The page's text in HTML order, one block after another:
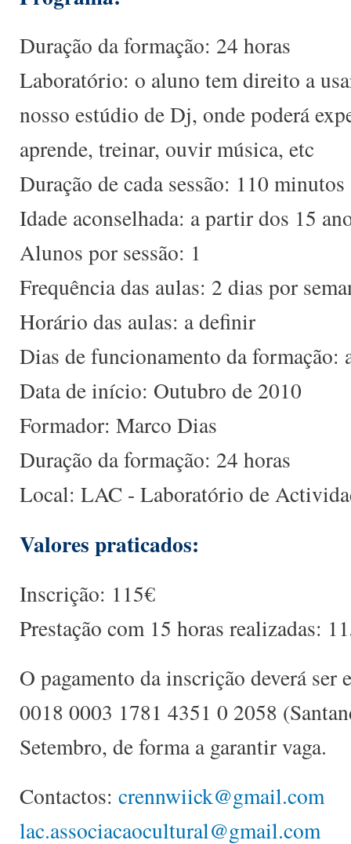
Duração da formação: 24 horas
Laboratório: o aluno tem direito a
nosso estúdio de Dj, onde poderá
aprende, treinar, ouvir música, etc
Duração de cada sessão: 110 minutos
Idade aconselhada: a partir dos 15
Alunos por sessão: 1
Frequência das aulas: 2 dias por
Horário das aulas: a definir
Dias de funcionamento da formação:
Data de início: Outubro de 2010
Formador: Marco Dias
Duração da formação: 24 horas
Local: LAC - Laboratório de
Valores praticados:
Inscrição: 115€
Prestação com 15 horas realizadas:
O pagamento da inscrição deverá ser
0018 0003 1781 4351 0 2058
Setembro, de forma a garantir vaga.
Contactos: crennwiick@gmail.com
lac.associacaocultural@gmail.com